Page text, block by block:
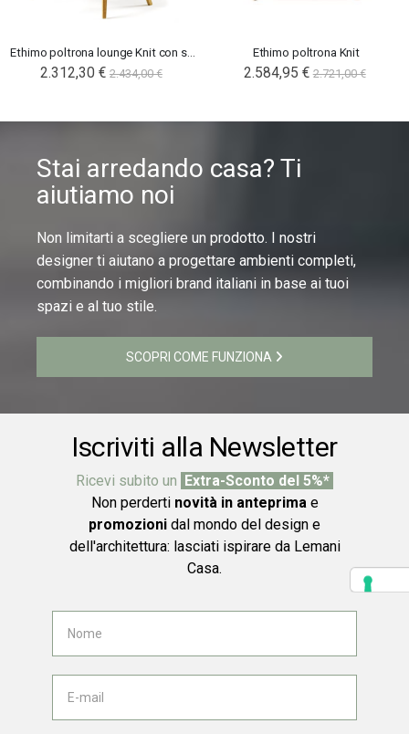
Ethimo poltrona lounge Knit con schienale alto
Special
Price
2.312,30 € 2.434,00 €
Ethimo poltrona Knit
2.584,95 € 2.721,00 €
Stai arredando casa? Ti
aiutiamo noi
Non limitarti a scegliere un prodotto. I nostri
designer ti aiutano a progettare ambienti completi,
combinando i migliori brand italiani in base ai tuoi
spazi e al tuo stile.
SCOPRI COME FUNZIONA
Iscriviti alla Newsletter
Ricevi subito un Extra-Sconto del 5%*
Non perderti novità in anteprima e
promozioni dal mondo del design e
dell'architettura: lasciati ispirare da Lemani
Casa.